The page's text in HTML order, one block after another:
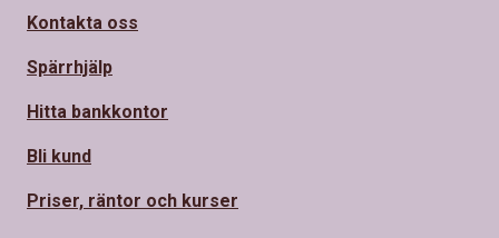
Kontakta oss
Spärrhjälp
Hitta bankkontor
Bli kund
Priser, räntor och kurser